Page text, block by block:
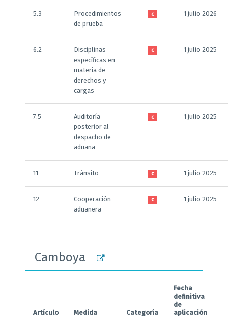
5.3
Procedimientos
de prueba
C 1 julio 2026
6.2
Disciplinas
específicas en
materia de
derechos y
cargas
C 1 julio 2025
7.5
Auditoría
posterior al
despacho de
aduana
C 1 julio 2025
11 Tránsito C 1 julio 2025
12
Cooperación
aduanera
C 1 julio 2025
Camboya
Artículo Medida Categoría
Fecha
definitiva
de
aplicación